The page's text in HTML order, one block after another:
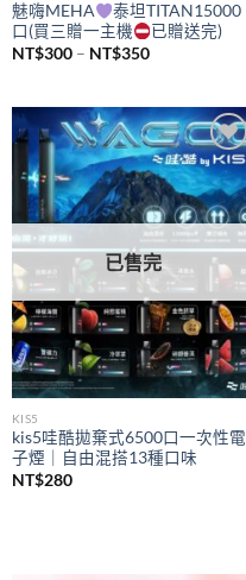
魅嗨MEHA
泰坦TITAN15000
口(買三贈一主機
已贈送完)
NT$300 – NT$350價
NT$300
到
NT$350
Add to
wishlist
已售完
KIS5
kis5哇酷拋棄式6500口一次性電
子煙｜自由混搭13種口味
NT$280